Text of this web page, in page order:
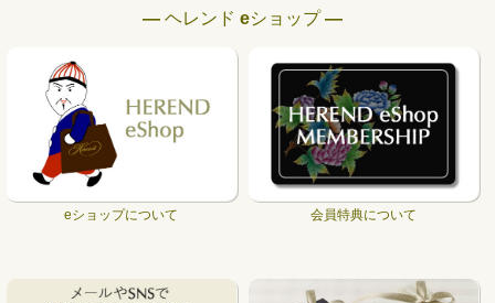
― ヘレンド eショップ ―
eショップについて 会員特典について